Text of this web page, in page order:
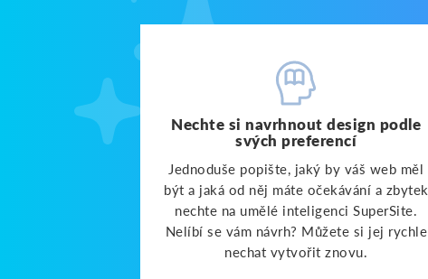
Nechte si navrhnout design podle
svých preferencí
Jednoduše popište, jaký by váš web měl
být a jaká od něj máte očekávání a zbytek
nechte na umělé inteligenci SuperSite.
Nelíbí se vám návrh? Můžete si jej rychle
nechat vytvořit znovu.